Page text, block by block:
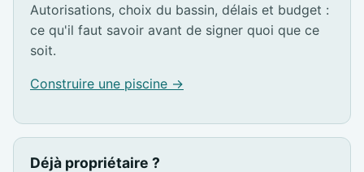
Autorisations, choix du bassin, délais et budget :
ce qu'il faut savoir avant de signer quoi que ce
soit.
Construire une piscine →
Déjà propriétaire ?